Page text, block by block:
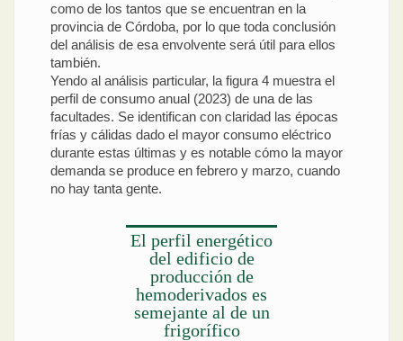
como de los tantos que se encuentran en la
provincia de Córdoba, por lo que toda conclusión
del análisis de esa envolvente será útil para ellos
también.
Yendo al análisis particular, la figura 4 muestra el
perfil de consumo anual (2023) de una de las
facultades. Se identifican con claridad las épocas
frías y cálidas dado el mayor consumo eléctrico
durante estas últimas y es notable cómo la mayor
demanda se produce en febrero y marzo, cuando
no hay tanta gente.
El perfil energético
del edificio de
producción de
hemoderivados es
semejante al de un
frigorífico